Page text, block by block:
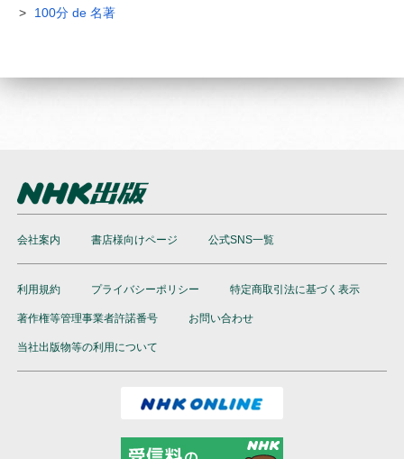
100分 de 名著
会社案内 書店様向けページ 公式SNS一覧
利用規約 プライバシーポリシー 特定商取引法に基づく表示
著作権等管理事業者許諾番号 お問い合わせ
当社出版物等の利用について